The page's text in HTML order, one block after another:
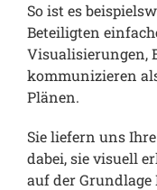
So ist es
Beteiligten
Visualisierungen,
kommunizieren
Plänen.
Sie liefern uns
dabei, sie visuell
auf der